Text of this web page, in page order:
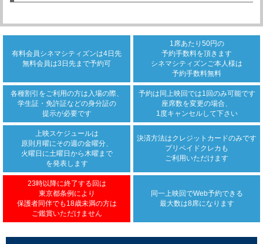
有料会員シネマシティズンは4日先
無料会員は3日先まで予約可
1席あたり50円の
予約手数料を頂きます
シネマシティズンご本人様は
予約手数料無料
各種割引をご利用の方は 入場の際、
学生証・免許証などの身分証の
提示が必要です
予約は同上映回では1回のみ可能です
座席数を変更の場合、
1度キャンセルして下さい
上映スケジュールは
原則月曜にその週の金曜分、
火曜日に土曜日から木曜まで
を発表します
決済方法はクレジットカードのみです
プリペイドクレカも
ご利用いただけます
23時以降に終了する回は
東京都条例により
保護者同伴でも18歳未満の方は
ご鑑賞いただけません
同一上映回でWeb予約できる
最大数は8席になります